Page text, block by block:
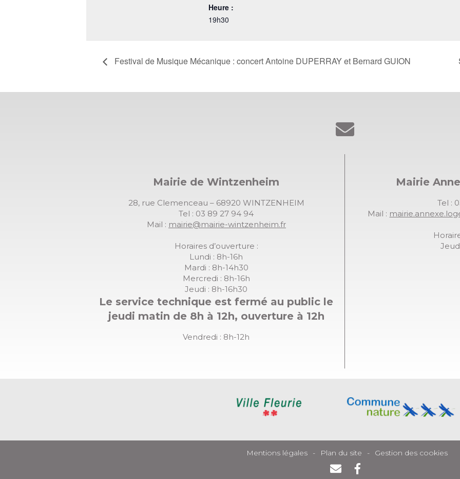
Heure :
19h30
Festival de Musique Mécanique : concert Antoine DUPERRAY et Bernard GUION
Mairie de Wintzenheim
28, rue Clemenceau – 68920 WINTZENHEIM
Tel : 03 89 27 94 94
Mail : mairie@mairie-wintzenheim.fr
Horaires d’ouverture :
Lundi : 8h-16h
Mardi : 8h-14h30
Mercredi : 8h-16h
Jeudi : 8h-16h30
Le service technique est fermé au public le
jeudi matin de 8h à 12h, ouverture à 12h
Vendredi : 8h-12h
Mairie
Tel :
Mail :
Mentions légales Plan du site Gestion des cookies